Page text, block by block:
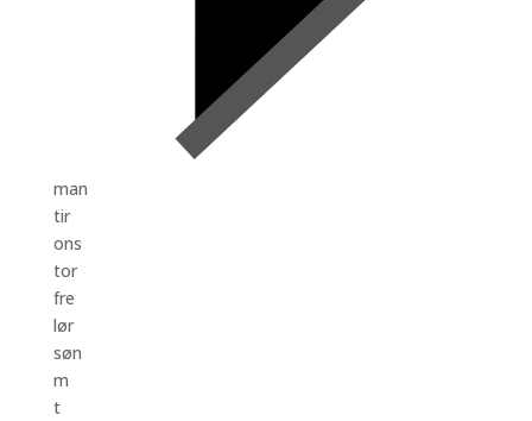
man
tir
ons
tor
fre
lør
søn
m
t